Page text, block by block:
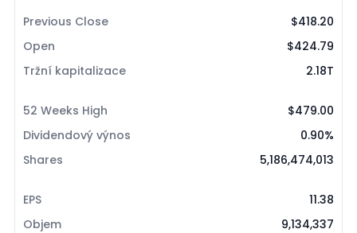
Previous Close
$418.20
Open
$424.79
Tržní kapitalizace
2.18T
52 Weeks High
$479.00
Dividendový výnos
0.90%
Shares
5,186,474,013
EPS
11.38
Objem
9,134,337